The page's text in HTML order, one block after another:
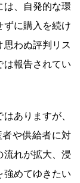
は、自発的な環
ずに購入を続け
思わぬ評判リス
は報告されてい
ありますが、
や供給者に対
流れが拡大、浸
強めてゆきたい